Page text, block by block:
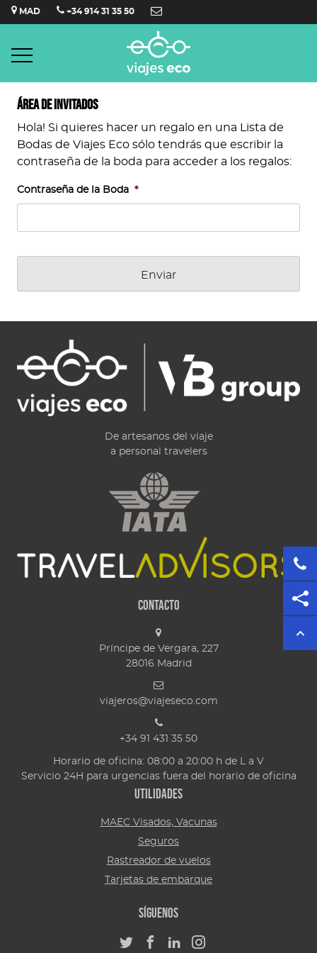
Saltar
al
MAD +34 914 31 35 50
Área de invitados
Hola! Si quieres hacer un regalo en una Lista de
Bodas de Viajes Eco sólo tendrás que escribir la
contraseña de la boda para acceder a los regalos:
Contraseña de la Boda *
De artesanos del viaje
a personal travelers
Contacto
Príncipe de Vergara, 227
28016 Madrid
viajeros@viajeseco.com
+34 91 431 35 50
Horario de oficina: 08:00 a 20:00 h de L a V
Servicio 24H para urgencias fuera del horario de oficina
Utilidades
MAEC Visados, Vacunas
Seguros
Rastreador de vuelos
Tarjetas de embarque
Síguenos